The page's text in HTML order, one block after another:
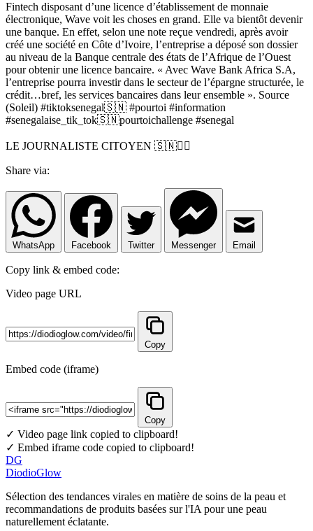
Fintech disposant d’une licence d’établissement de monnaie
électronique, Wave voit les choses en grand. Elle va bientôt devenir
une banque. En effet, selon une note reçue vendredi, après avoir
créé une société en Côte d’Ivoire, l’entreprise a déposé son dossier
au niveau de la Banque centrale des états de l’Afrique de l’Ouest
pour obtenir une licence bancaire. « Avec Wave Bank Africa S.A,
l’entreprise pourra investir dans le secteur de l’épargne structurée, le
crédit…bref, les services bancaires dans leur ensemble ». Source
(Soleil) #tiktoksenegal🇸🇳 #pourtoi #information
#senegalaise_tik_tok🇸🇳pourtoichallenge #senegal
LE JOURNALISTE CITOYEN 🇸🇳✊🏿
Share via:
WhatsApp Facebook Twitter Messenger Email
Copy link & embed code:
Video page URL
Copy
Embed code (iframe)
Copy
✓ Video page link copied to clipboard!
✓ Embed iframe code copied to clipboard!
DG
DiodioGlow
Sélection des tendances virales en matière de soins de la peau et
recommandations de produits basées sur l'IA pour une peau
naturellement éclatante.